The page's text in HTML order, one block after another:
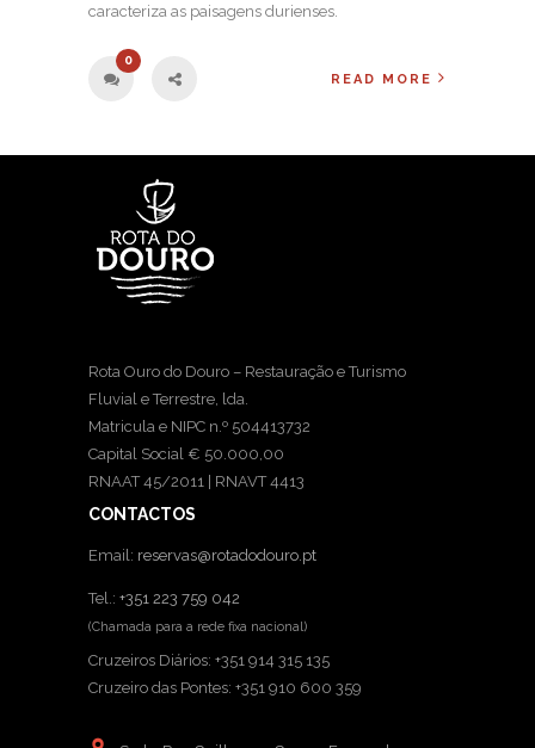
caracteriza as paisagens durienses.
0
READ MORE
Rota Ouro do Douro – Restauração e Turismo
Fluvial e Terrestre, lda.
Matricula e NIPC n.º 504413732
Capital Social € 50.000,00
RNAAT 45/2011 | RNAVT 4413
CONTACTOS
Email: reservas@rotadodouro.pt
Tel.: +351 223 759 042
(Chamada para a rede fixa nacional)
Cruzeiros Diários: +351 914 315 135
Cruzeiro das Pontes: +351 910 600 359